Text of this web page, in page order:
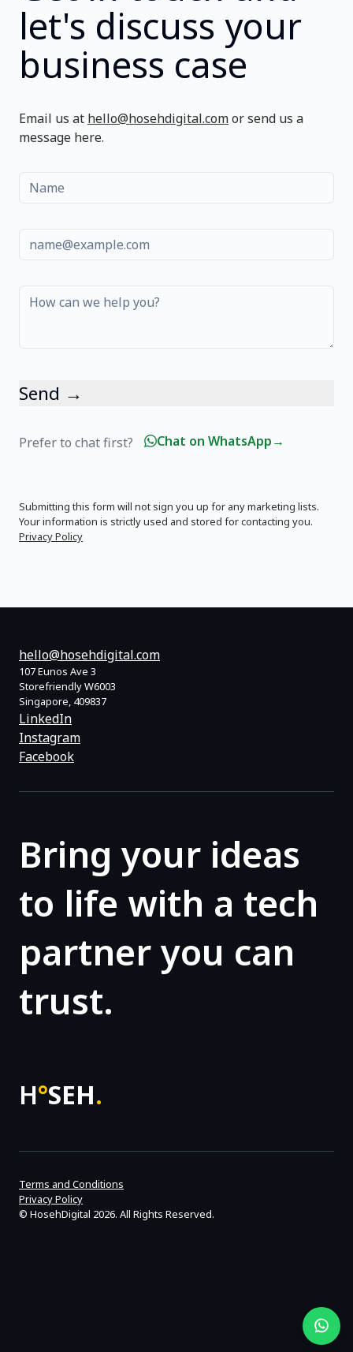
let's discuss your
business case
Email us at hello@hosehdigital.comor send us a
message here.
Name
Email
Message
Send →
Prefer to chat first? Chat on WhatsApp→
Submitting this form will not sign you up for any marketing lists.
Your information is strictly used and stored for contacting you.
Privacy Policy
hello@hosehdigital.com
107 Eunos Ave 3
Storefriendly W6003
Singapore, 409837
LinkedIn
Instagram
Facebook
Bring your ideas
to life with a tech
partner you can
trust.
H°SEH.
© HosehDigital 2026. All Rights Reserved.
Terms and Conditions
Privacy Policy